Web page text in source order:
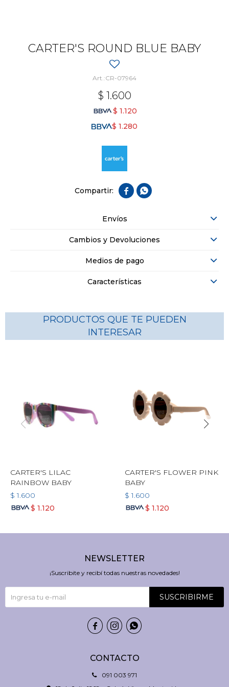
CARTER'S ROUND BLUE BABY
CR-07964
$ 1.600
$ 1.120
$ 1.280
 
Envíos
Cambios y Devoluciones
Medios de pago
Características
PRODUCTOS QUE TE PUEDEN
INTERESAR
CARTER'S LILAC
RAINBOW BABY
$ 1.600
$ 1.120
CARTER'S FLOWER PINK
BABY
$ 1.600
$ 1.120
CONTACTO
091 003 971
NEWSLETTER
¡Suscribite y recibí todas nuestras novedades!
SUSCRIBIRME
  